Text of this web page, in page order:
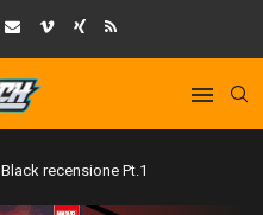
recensione Pt.1